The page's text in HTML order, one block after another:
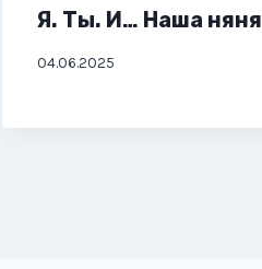
Я. Ты. И… Наша няня
04.06.2025